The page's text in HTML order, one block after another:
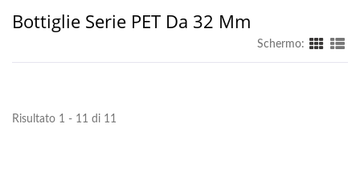
Bottiglie Serie PET Da 32 Mm
Schermo:
Risultato 1 - 11 di 11